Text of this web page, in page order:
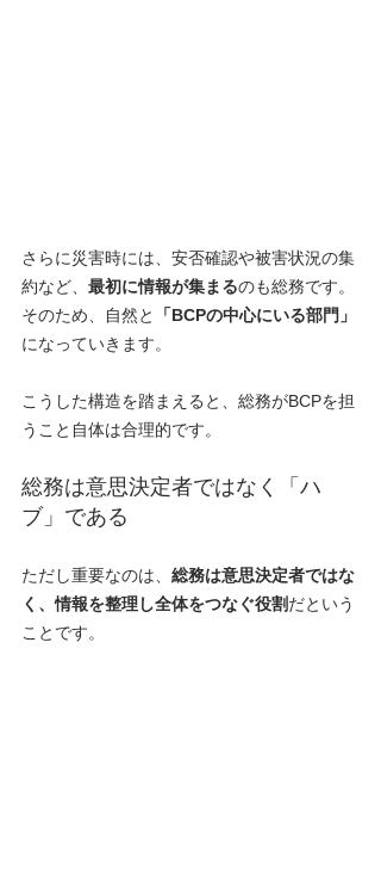
さらに災害時には、安否確認や被害状況の集
約など、 最初に情報が集まるのも総務です。
そのため、自然と
「BCPの中心にいる部門」
になっていきます。
こうした構造を踏まえると、総務がBCPを担
うこと自体は合理的です。
総務は意思決定者ではなく「ハ
ブ」である
ただし重要なのは、 総務は意思決定者ではな
く、情報を整理し全体をつなぐ役割だという
ことです。